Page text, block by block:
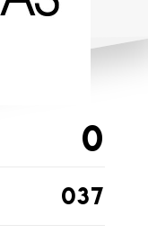
0
037